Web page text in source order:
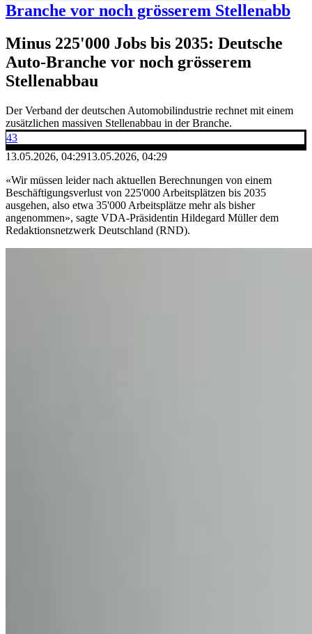
Branche vor noch grösserem Stellenabb
Minus 225'000 Jobs bis 2035: Deutsche
Auto-Branche vor noch grösserem
Stellenabbau
Der Verband der deutschen Automobilindustrie rechnet mit einem
zusätzlichen massiven Stellenabbau in der Branche.
43
13.05.2026, 04:2913.05.2026, 04:29
«Wir müssen leider nach aktuellen Berechnungen von einem
Beschäftigungsverlust von 225'000 Arbeitsplätzen bis 2035
ausgehen, also etwa 35'000 Arbeitsplätze mehr als bisher
angenommen», sagte VDA-Präsidentin Hildegard Müller dem
Redaktionsnetzwerk Deutschland (RND).